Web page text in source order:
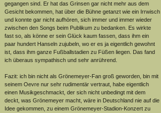
gegangen sind. Er hat das Grinsen gar nicht mehr aus dem
Gesicht bekommen, hat über die Bühne getanzt wie ein Irrwisch
und konnte gar nicht aufhören, sich immer und immer wieder
zwischen den Songs beim Publikum zu bedanken. Es wirkte
fast so, als könne er sein Glück kaum fassen, dass ihm ein
paar hundert Hanseln zujubeln, wo er es ja eigentlich gewohnt
ist, dass ihm ganze Fußballstadien zu Füßen liegen. Das fand
ich überaus sympathisch und sehr anrührend.
Fazit: ich bin nicht als Grönemeyer-Fan groß geworden, bin mit
seinem Oevre nur sehr rudimentär vertraut, habe eigentlich
einen Musikgeschmackt, der sich nicht unbedingt mit dem
deckt, was Grönemeyer macht, wäre in Deutschland nie auf die
Idee gekommen, zu einem Grönemeyer-Stadion-Konzert zu